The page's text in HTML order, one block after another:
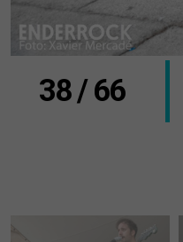
38 / 66